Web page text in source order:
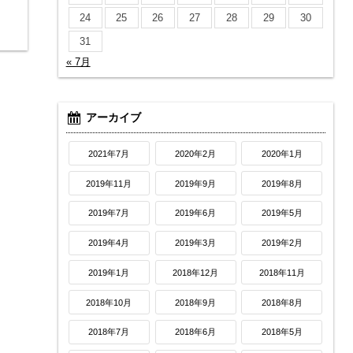
24 25 26 27 28 29
30
31
« 7月
アーカイブ
2021年7月 2020年2月 2020年1月
2019年11月 2019年9月 2019年8月
2019年7月 2019年6月 2019年5月
2019年4月 2019年3月 2019年2月
2019年1月 2018年12月 2018年11月
2018年10月 2018年9月 2018年8月
2018年7月 2018年6月 2018年5月